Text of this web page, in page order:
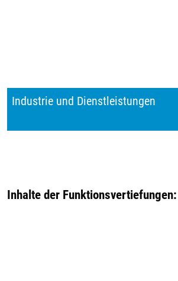
Industrie und Dienstleistungen
Inhalte der Funktionsvertiefungen: